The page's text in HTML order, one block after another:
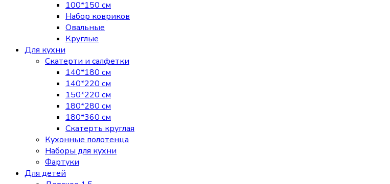
100*150 см
Набор ковриков
Овальные
Круглые
Для кухни
Скатерти и салфетки
140*180 см
140*220 см
150*220 см
180*280 см
180*360 см
Скатерть круглая
Кухонные полотенца
Наборы для кухни
Фартуки
Для детей